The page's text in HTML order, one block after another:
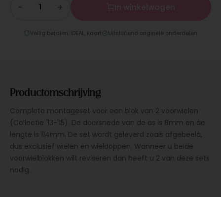
− +
Veilig betalen: iDEAL, kaart Uitsluitend originele onderdelen
Productomschrijving
Complete montageset voor een blok van 2 voorwielen
(Collectie '13-'15). De doorsnede van de as is 8mm en de
lengte is 114mm. De set wordt geleverd zoals afgebeeld,
dus exclusief wielen en wieldoppen. Wanneer u beide
voorwielblokken wilt reviseren dan heeft u 2 van deze sets
nodig.